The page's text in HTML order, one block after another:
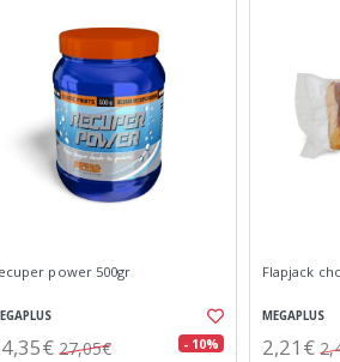
power 500gr
27,05€ - 10%
Flapjack
MEGAPLUS
2,21€